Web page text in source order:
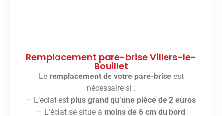
Remplacement pare-brise Villers-le-
Bouillet
Le remplacement de votre pare-briseest
nécessaire si :
– L’éclat est plus grand qu’une pièce de 2 euros
– L’éclat se situe à moins de 6 cm du bord